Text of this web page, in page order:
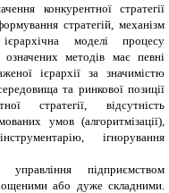
конкурентної стратегії
стратегій, механізм
моделі процесу
методів має певні
ієрархії за значимістю
та ринкової позиції
стратегії, відсутність
умов (алгоритмізації),
ігнорування
підприємством
або дуже складними.